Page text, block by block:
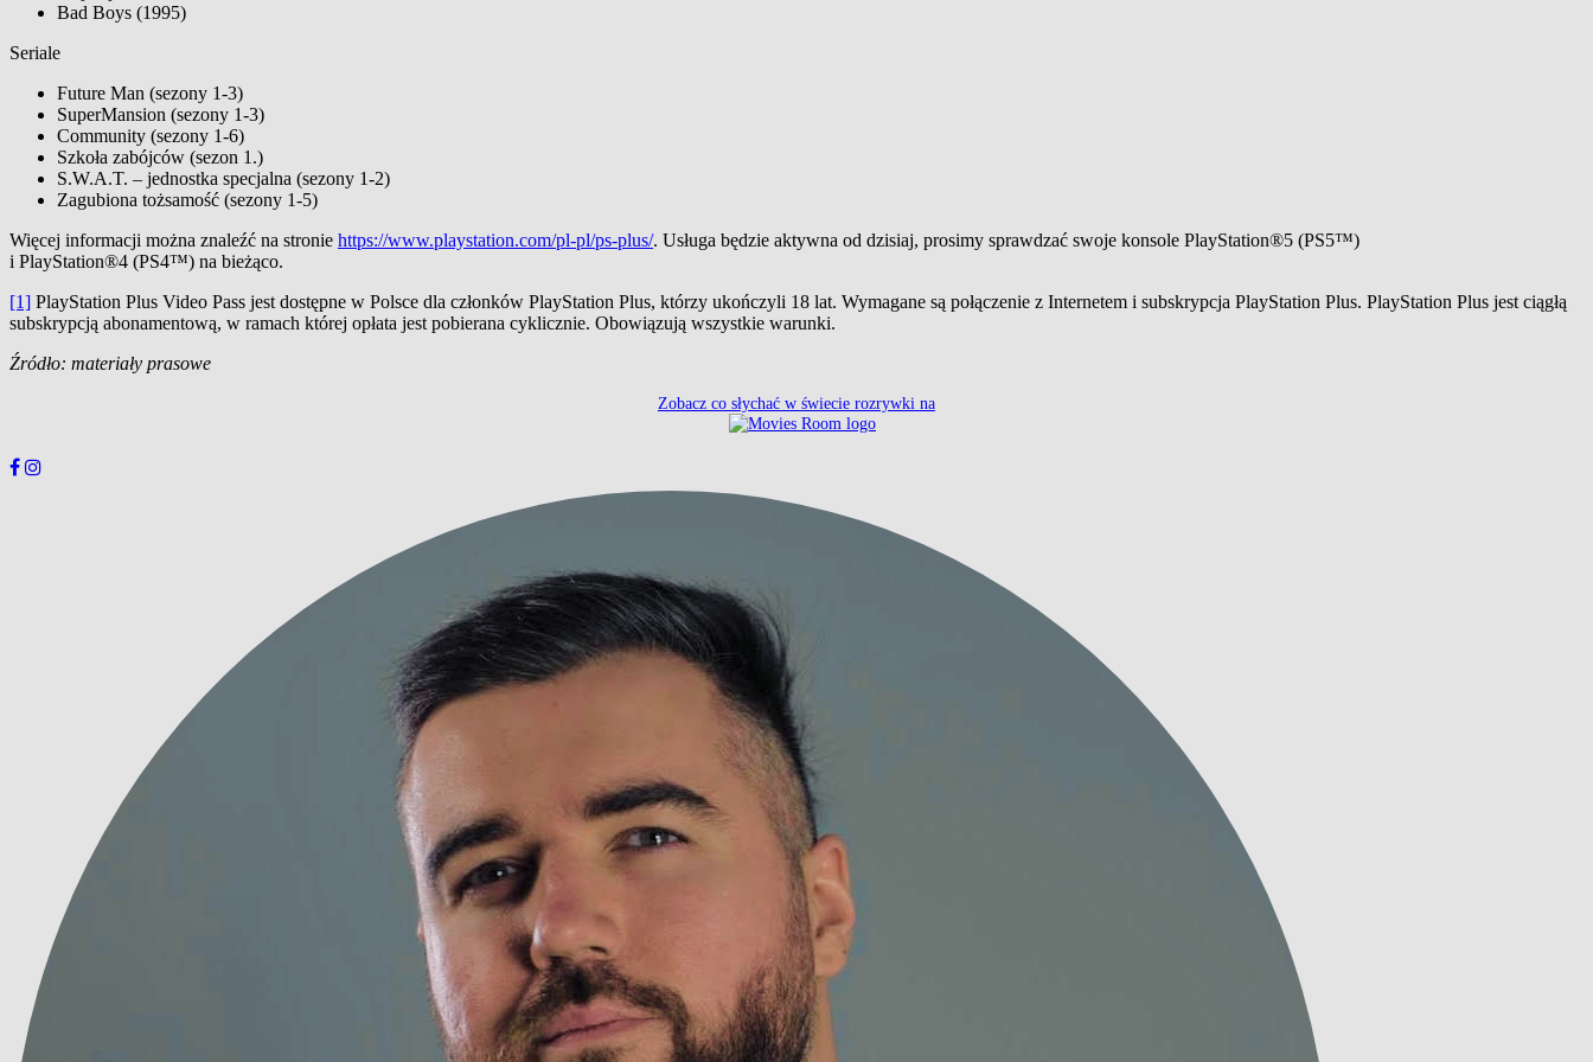
Bad Boys (1995)
Seriale
Future Man (sezony 1-3)
SuperMansion (sezony 1-3)
Community (sezony 1-6)
Szkoła zabójców (sezon 1.)
S.W.A.T. – jednostka specjalna (sezony 1-2)
Zagubiona tożsamość (sezony 1-5)
Więcej informacji można znaleźć na stronie https://www.playstation.com/pl-pl/ps-plus/. Usługa będzie aktywna od dzisiaj, prosimy sprawdzać swoje konsole PlayStation®5 (PS5™)
i PlayStation®4 (PS4™) na bieżąco.
[1] PlayStation Plus Video Pass jest dostępne w Polsce dla członków PlayStation Plus, którzy ukończyli 18 lat. Wymagane są połączenie z Internetem i subskrypcja PlayStation Plus. PlayStation Plus jest ciągłą
subskrypcją abonamentową, w ramach której opłata jest pobierana cyklicznie. Obowiązują wszystkie warunki.
Źródło: materiały prasowe
Zobacz co słychać w świecie rozrywki na